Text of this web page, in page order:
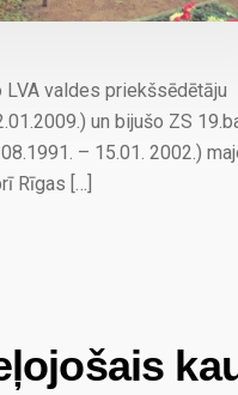
valdes priekšsēdētāju
un bijušo ZS
– 15.01. 2002.)
Rīgas […]